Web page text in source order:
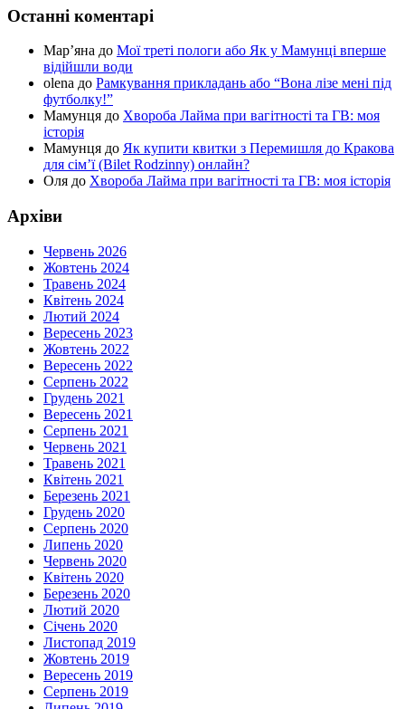
Останні коментарі
Мар’яна до Мої треті пологи або Як у Мамунці вперше
відійшли води
olena до Рамкування прикладань або “Вона лізе мені під
футболку!”
Мамунця до Хвороба Лайма при вагітності та ГВ: моя
історія
Мамунця до Як купити квитки з Перемишля до Кракова
для сім’ї (Bilet Rodzinny) онлайн?
Оля до Хвороба Лайма при вагітності та ГВ: моя історія
Архіви
Червень 2026
Жовтень 2024
Травень 2024
Квітень 2024
Лютий 2024
Вересень 2023
Жовтень 2022
Вересень 2022
Серпень 2022
Грудень 2021
Вересень 2021
Серпень 2021
Червень 2021
Травень 2021
Квітень 2021
Березень 2021
Грудень 2020
Серпень 2020
Липень 2020
Червень 2020
Квітень 2020
Березень 2020
Лютий 2020
Січень 2020
Листопад 2019
Жовтень 2019
Вересень 2019
Серпень 2019